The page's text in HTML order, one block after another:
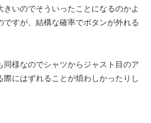
きいのでそういったことになるのかよ
ですが、結構な確率でボタンが外れる
同様なのでシャツからジャスト目のア
際にはずれることが煩わしかったりし